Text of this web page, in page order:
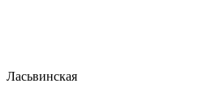
Ласьвинская